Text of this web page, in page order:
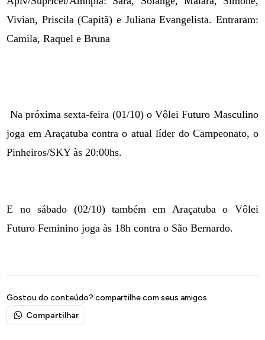
Vivian, Priscila (Capitã) e Juliana Evangelista. Entraram:
Camila, Raquel e Bruna
Na próxima sexta-feira (01/10) o Vôlei Futuro Masculino
joga em Araçatuba contra o atual líder do Campeonato, o
Pinheiros/SKY às 20:00hs.
E no sábado (02/10) também em Araçatuba o Vôlei
Futuro Feminino joga às 18h contra o São Bernardo.
Gostou do conteúdo? compartilhe com seus amigos.
Compartilhar